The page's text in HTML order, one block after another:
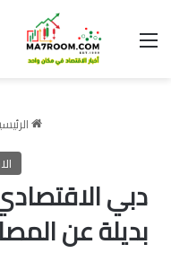
القائمة
دبي
بديلة عن